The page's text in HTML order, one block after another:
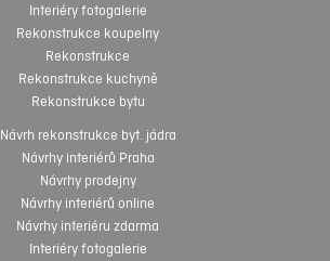
Interiéry fotogalerie
Rekonstrukce koupelny
Rekonstrukce
Rekonstrukce kuchyně
Rekonstrukce bytu
Návrh rekonstrukce byt. jádra
Návrhy interiérů Praha
Návrhy prodejny
Návrhy interiérů online
Návrhy interiéru zdarma
Interiéry fotogalerie